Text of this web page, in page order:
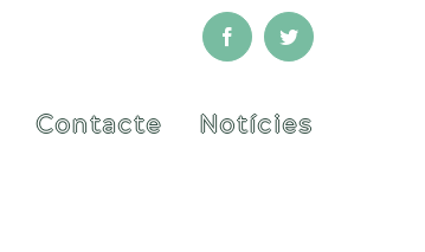
FacebookTwitter
Contacte Notícies